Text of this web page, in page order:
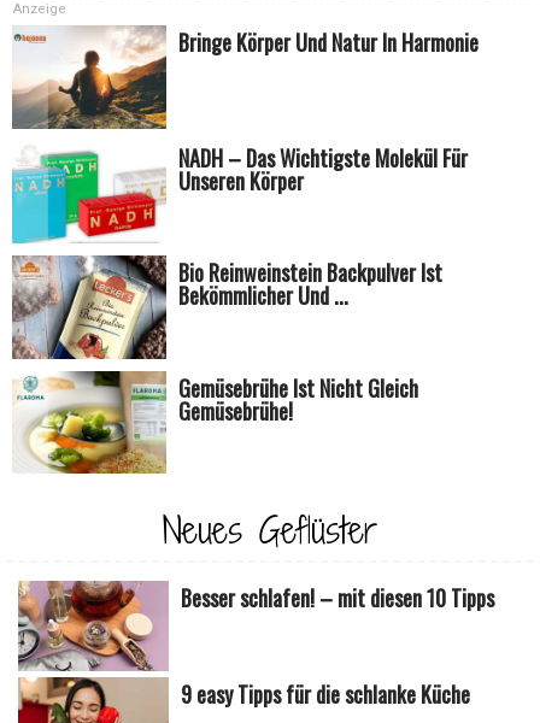
Bringe Körper Und Natur In Harmonie
Anzeige
NADH – Das Wichtigste Molekül Für
Unseren Körper
Bio Reinweinstein Backpulver Ist
Bekömmlicher Und ...
Gemüsebrühe Ist Nicht Gleich
Gemüsebrühe!
Neues Geflüster
Besser schlafen! – mit diesen 10 Tipps
9 easy Tipps für die schlanke Küche